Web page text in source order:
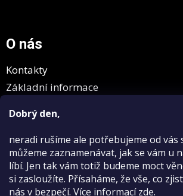
Dobrý den,
neradi rušíme ale potřebujeme od vás
můžeme zaznamenávat, jak se vám u
líbí. Jen tak vám totiž budeme moct
si zasloužíte. Přísaháme, že vše, co
nás v bezpečí. Více informacízde.
O nás
Kontakty
Základní informace